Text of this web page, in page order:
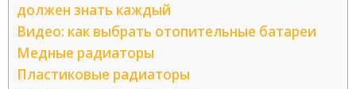
должен знать каждый
Видео: как выбрать отопительные батареи
Медные радиаторы
Пластиковые радиаторы